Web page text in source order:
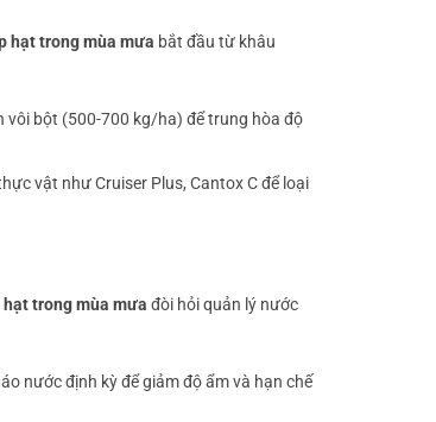
hạt trong mùa mưa bắt đầu từ khâu
vôi bột (500-700 kg/ha) để trung hòa độ
vật như Cruiser Plus, Cantox C để loại
trong mùa mưa đòi hỏi quản lý nước
nước định kỳ để giảm độ ẩm và hạn chế